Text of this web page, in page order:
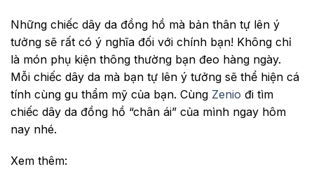
Những chiếc dây da đồng hồ mà bản thân tự lên ý
tưởng sẽ rất có ý nghĩa đối với chính bạn! Không chỉ
là món phụ kiện thông thường bạn đeo hàng ngày.
Mỗi chiếc dây da mà bạn tự lên ý tưởng sẽ thể hiện cá
tính cùng gu thẩm mỹ của bạn. Cùng Zenio đi tìm
chiếc dây da đồng hồ “chân ái” của mình ngay hôm
nay nhé.
Xem thêm: